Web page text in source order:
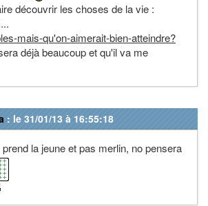
découvrir les choses de la vie :
mais-qu'on-aimerait-bien-atteindre?
déjà beaucoup et qu'il va me
: le 31/01/13 à 16:55:18
la jeune et pas merlin, no pensera